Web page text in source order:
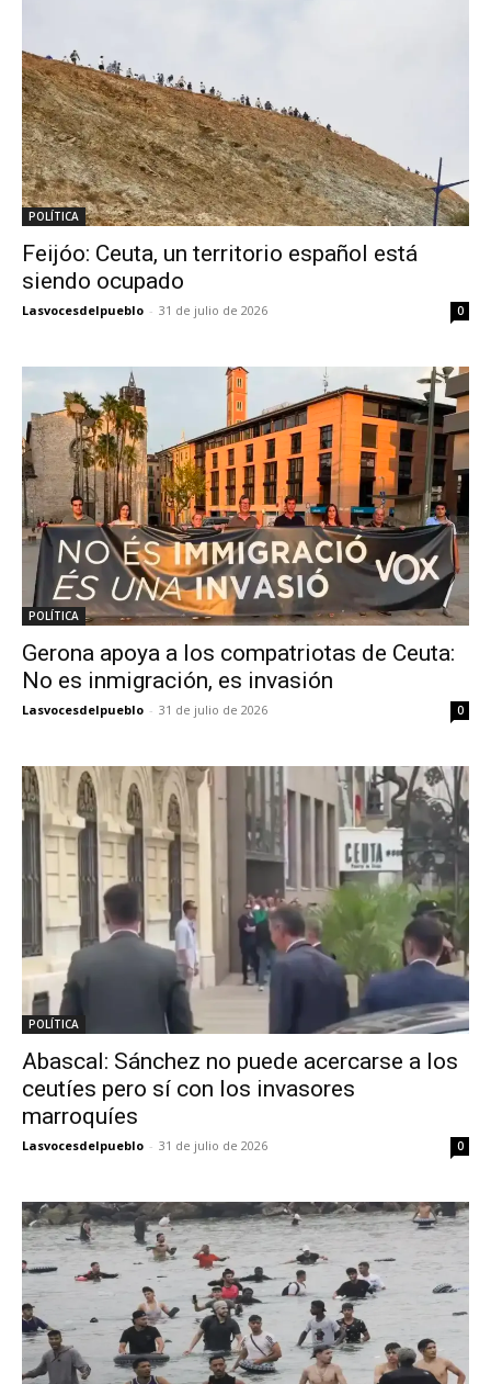
POLÍTICA
Feijóo: Ceuta, un territorio español está
siendo ocupado
Lasvocesdelpueblo - 31 de julio de 2026 0
POLÍTICA
Gerona apoya a los compatriotas de Ceuta:
No es inmigración, es invasión
Lasvocesdelpueblo - 31 de julio de 2026 0
POLÍTICA
Abascal: Sánchez no puede acercarse a los
ceutíes pero sí con los invasores
marroquíes
Lasvocesdelpueblo - 31 de julio de 2026 0